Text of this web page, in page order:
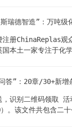
工程师推动全链路效
瑞德智造”：万吨级
注册ChinaReplas观
国本土一家专注于化
袋、软包装薄膜等。
问答”：20章/30+新
，识别二维码领取
）。该文件共包含二